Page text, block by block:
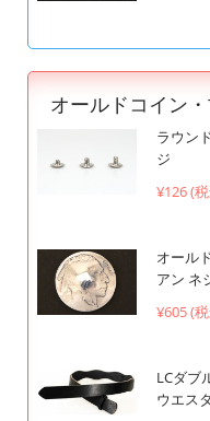
オールドコイン
ラウン
ジ
¥126 (
オール
アン ネ
¥605 (
LCダブ
ウエス